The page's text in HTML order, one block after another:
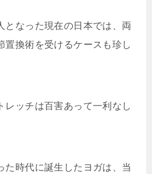
となった現在の日本では、両
置換術を受けるケースも珍し
レッチは百害あって一利なし
た時代に誕生したヨガは、当